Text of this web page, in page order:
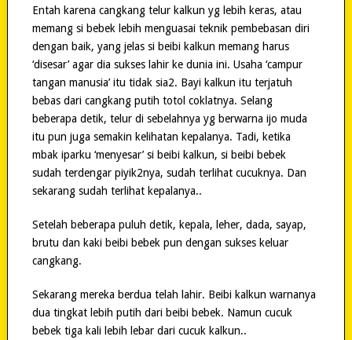
Entah karena cangkang telur kalkun yg lebih keras, atau
memang si bebek lebih menguasai teknik pembebasan diri
dengan baik, yang jelas si beibi kalkun memang harus
‘disesar’ agar dia sukses lahir ke dunia ini. Usaha ‘campur
tangan manusia’ itu tidak sia2. Bayi kalkun itu terjatuh
bebas dari cangkang putih totol coklatnya. Selang
beberapa detik, telur di sebelahnya yg berwarna ijo muda
itu pun juga semakin kelihatan kepalanya. Tadi, ketika
mbak iparku ‘menyesar’ si beibi kalkun, si beibi bebek
sudah terdengar piyik2nya, sudah terlihat cucuknya. Dan
sekarang sudah terlihat kepalanya..
Setelah beberapa puluh detik, kepala, leher, dada, sayap,
brutu dan kaki beibi bebek pun dengan sukses keluar
cangkang.
Sekarang mereka berdua telah lahir. Beibi kalkun warnanya
dua tingkat lebih putih dari beibi bebek. Namun cucuk
bebek tiga kali lebih lebar dari cucuk kalkun..